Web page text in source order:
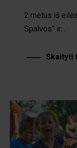
2 metus iš
Spalvos” ir...
Skaityti